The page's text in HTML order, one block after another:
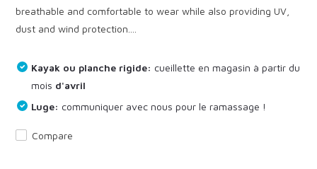
breathable and comfortable to wear while also providing UV,
dust and wind protection....
Kayak ou planche rigide: cueillette en magasin à partir du
mois d'avril
Luge: communiquer avec nous pour le ramassage !
Compare